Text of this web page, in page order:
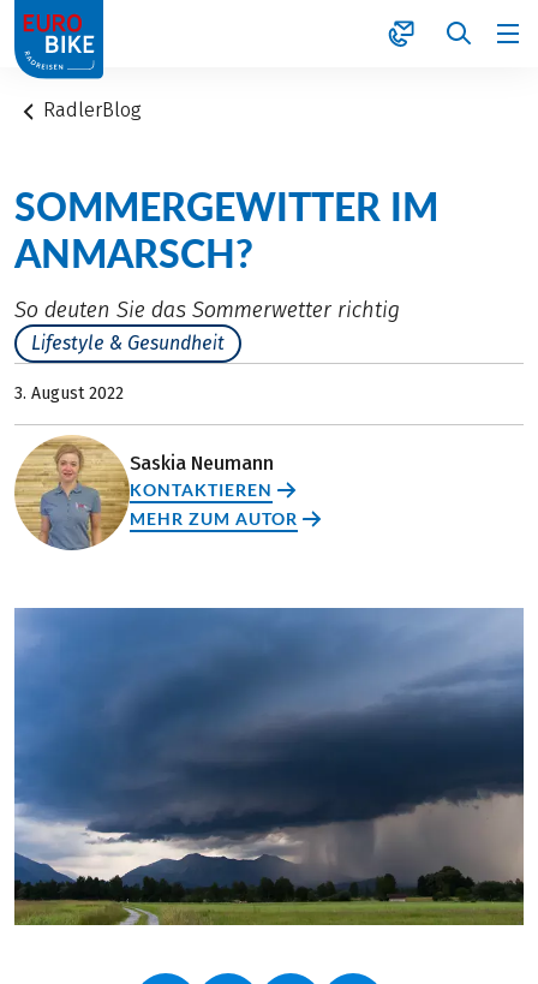
1
RadlerBlog
SOMMERGEWITTER IM
ANMARSCH?
So deuten Sie das Sommerwetter richtig
Lifestyle & Gesundheit
3. August 2022
Saskia Neumann
KONTAKTIEREN
MEHR ZUM AUTOR